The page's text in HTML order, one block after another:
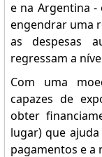
e na Argentina -
engendrar uma
as despesas
regressam a
Com uma
capazes de
obter
lugar) que
pagamentos e a